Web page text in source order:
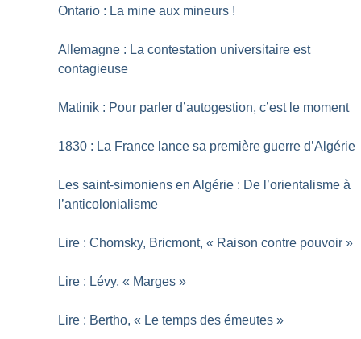
Ontario : La mine aux mineurs !
Allemagne : La contestation universitaire est
contagieuse
Matinik : Pour parler d’autogestion, c’est le moment
1830 : La France lance sa première guerre d’Algérie
Les saint-simoniens en Algérie : De l’orientalisme à
l’anticolonialisme
Lire : Chomsky, Bricmont, « Raison contre pouvoir »
Lire : Lévy, « Marges »
Lire : Bertho, « Le temps des émeutes »